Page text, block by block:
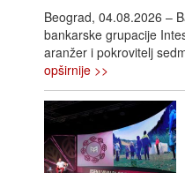
Beograd, 04.08.2026 –
bankarske grupacije
aranžer i pokrovitelj
opširnije >>